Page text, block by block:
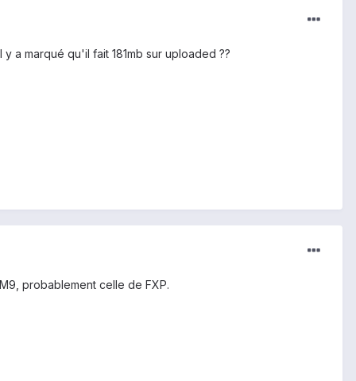
a marqué qu'il fait 181mb sur uploaded ??
probablement celle de FXP.